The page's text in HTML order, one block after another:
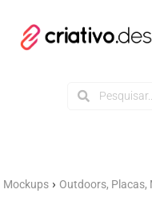
Mockups › Outdoors, Placas,